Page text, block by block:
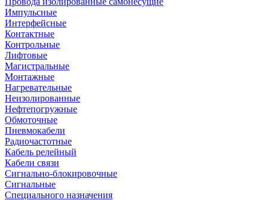
Импульсные
Интерфейсные
Контактные
Контрольные
Лифтовые
Магистральные
Монтажные
Нагревательные
Неизолированные
Нефтепогружные
Обмоточные
Пневмокабели
Радиочастотные
Кабель релейный
Кабели связи
Сигнально-блокировочные
Сигнальные
Специального назначения